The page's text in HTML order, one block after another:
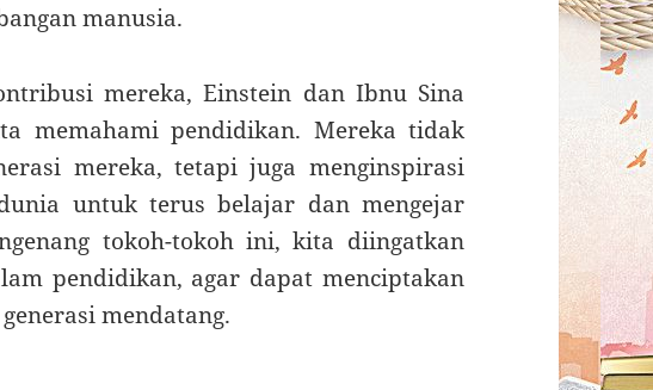
manusia.
mereka, Einstein dan Ibnu Sina
memahami pendidikan. Mereka tidak
mereka, tetapi juga menginspirasi
untuk terus belajar dan mengejar
tokoh-tokoh ini, kita diingatkan
pendidikan, agar dapat menciptakan
mendatang.